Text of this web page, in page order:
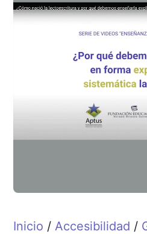
Inicio /Accesibilidad /